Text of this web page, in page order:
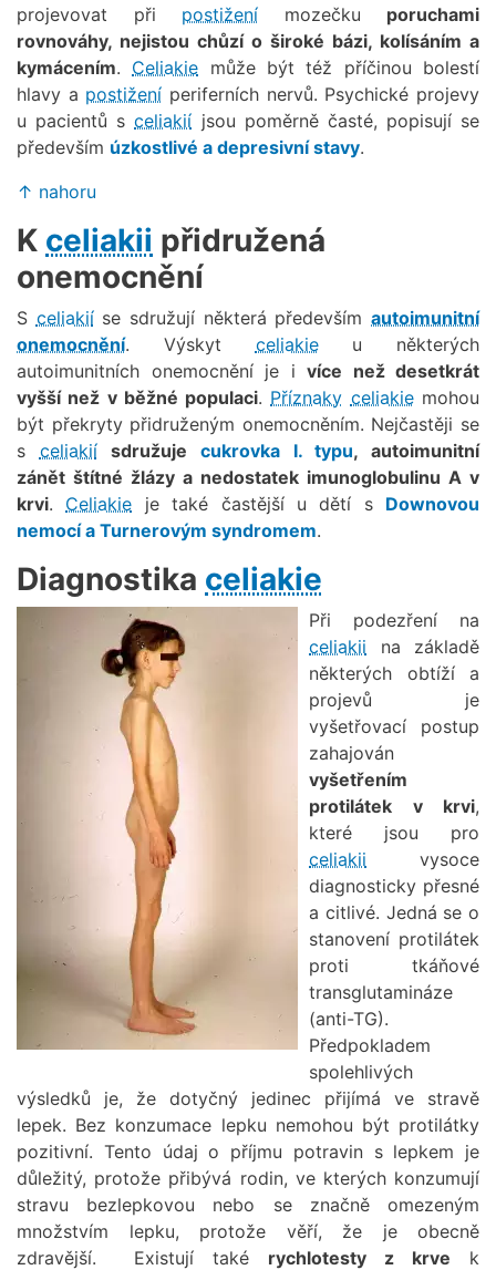
projevovat při postižení mozečku poruchami
rovnováhy, nejistou chůzí o široké bázi, kolísáním a
kymácením. Celiakie může být též příčinou bolestí
hlavy a postižení periferních nervů. Psychické projevy
u pacientů sceliakií jsou poměrně časté, popisují se
především úzkostlivé a depresivní stavy.
↑ nahoru
K celiakii přidružená
onemocnění
S celiakiíse sdružují některá předevšímautoimunitní
onemocnění. Výskyt celiakieu některých
autoimunitních onemocnění je i více než desetkrát
vyšší než v běžné populaci. Příznaky celiakiemohou
být překryty přidruženým onemocněním. Nejčastěji se
s celiakií sdružujecukrovka I. typu, autoimunitní
zánět štítné žlázy a nedostatek imunoglobulinu A v
krvi. Celiakie je také častější u dětí s Downovou
nemocí a Turnerovým syndromem.
Diagnostika celiakie
Při podezření na
celiakii na základě
některých obtíží a
projevů je
vyšetřovací postup
zahajován
vyšetřením
protilátek v krvi,
které jsou pro
celiakii vysoce
diagnosticky přesné
a citlivé. Jedná se o
stanovení protilátek
proti tkáňové
transglutamináze
(anti-TG).
Předpokladem
spolehlivých
výsledků je, že dotyčný jedinec přijímá ve stravě
lepek. Bez konzumace lepku nemohou být protilátky
pozitivní. Tento údaj o příjmu potravin s lepkem je
důležitý, protože přibývá rodin, ve kterých konzumují
stravu bezlepkovou nebo se značně omezeným
množstvím lepku, protože věří, že je obecně
zdravější. Existují také rychlotesty z krve k